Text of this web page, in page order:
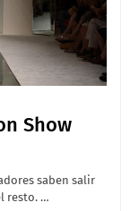
Show
saben salir
resto. …